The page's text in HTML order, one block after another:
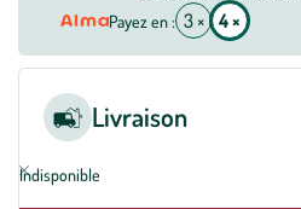
Payez en : 3 × 4 ×
Livraison
Indisponible